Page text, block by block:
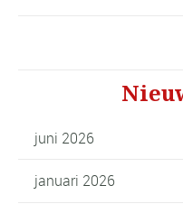
juni 2026
januari 2026